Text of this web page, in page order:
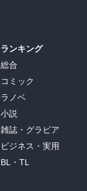
ランキング
総合
コミック
ラノベ
小説
雑誌・グラビア
ビジネス・実用
BL・TL